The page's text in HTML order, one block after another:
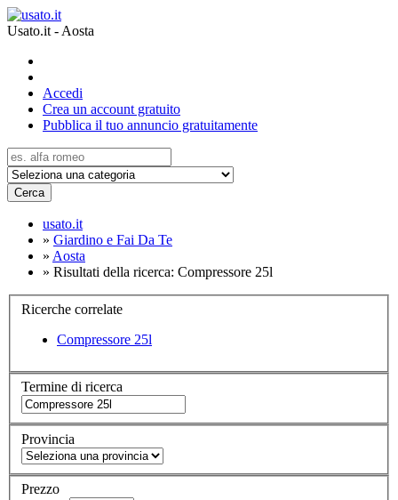
Usato.it - Aosta
Accedi
Crea un account gratuito
Pubblica il tuo annuncio gratuitamente
Cerca
usato.it
» Giardino e Fai Da Te
» Aosta
» Risultati della ricerca: Compressore 25l
Ricerche correlate
Compressore 25l
Termine di ricerca
Provincia
Prezzo